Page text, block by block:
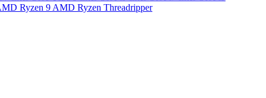
Ryzen 9 AMD Ryzen Threadripper